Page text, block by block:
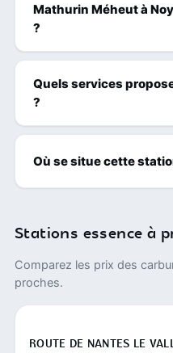
Mathurin Méheut à
?
Quels services
?
Où se situe cette
Stations essence à
Comparez les prix des
proches.
ROUTE DE NANTES LE